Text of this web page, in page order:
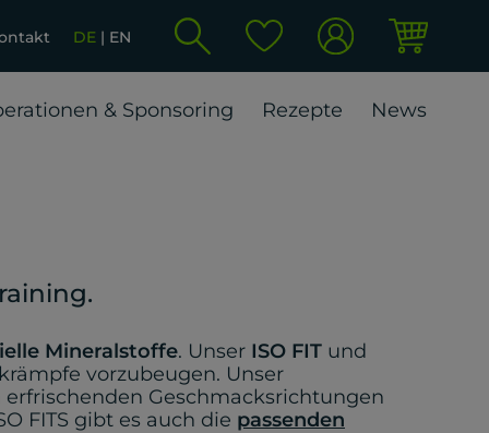
DE EN
& Sponsoring Rezepte News
Mineralstoffe. Unser ISO FIT und
vorzubeugen. Unser
Geschmacksrichtungen
FITS gibt es auch die passenden